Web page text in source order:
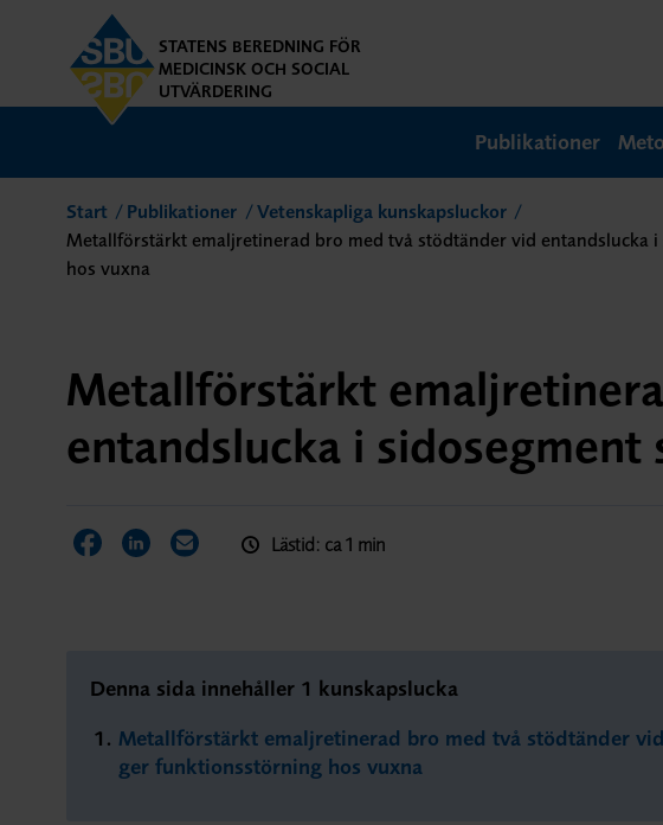
STATENS BEREDNING FÖR
MEDICINSK OCH SOCIAL
UTVÄRDERING
Publikationer
Start Publikationer
Vetenskapliga kunskapsluckor
Metallförstärkt emaljretinerad bro med två stödtänder vid entandslucka
hos vuxna
Metallförstärkt
entandslucka i
Dela sidan på Facebook
Dela sidan på LinkedIn
Dela sidan via E-post
Lästid: ca 1 min
Denna sida innehåller 1 kunskapslucka
Metallförstärkt emaljretinerad bro med två stödtänder
ger funktionsstörning hos vuxna